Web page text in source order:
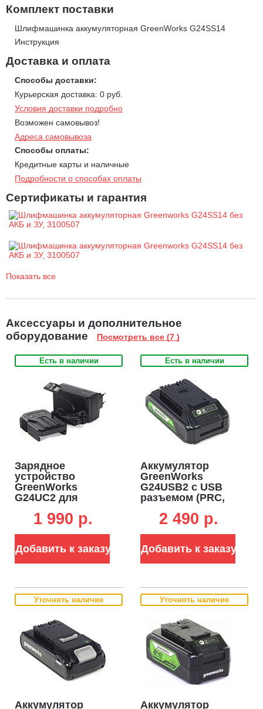
Комплект поставки
Шлифмашинка аккумуляторная GreenWorks G24SS14
Инструкция
Доставка и оплата
Способы доставки:
Курьерская доставка: 0 руб.
Условия доставки подробно
Возможен самовывоз!
Адреса самовывоза
Способы оплаты:
Кредитные карты и наличные
Подробности о способах оплаты
Сертификаты и гарантия
Показать все
Аксессуары и дополнительное
оборудование
Посмотреть все (7 )
Есть в наличии
Зарядное
устройство
GreenWorks
G24UC2 для
24В (2 А)
1 990 p.
Добавить к заказу
Есть в наличии
Аккумулятор
GreenWorks
G24USB2 с USB
разъемом (PRC,
2 490 p.
Добавить к заказу
Уточнять наличие
Аккумулятор
Уточнять наличие
Аккумулятор